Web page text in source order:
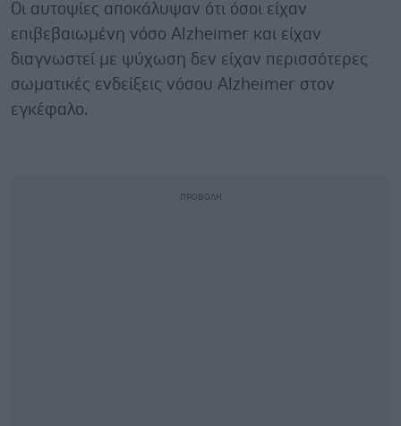
Οι αυτοψίες αποκάλυψαν ότι όσοι είχαν
επιβεβαιωμένη νόσο Alzheimer και είχαν
διαγνωστεί με ψύχωση δεν είχαν περισσότερες
σωματικές ενδείξεις νόσου Alzheimer στον
εγκέφαλο.